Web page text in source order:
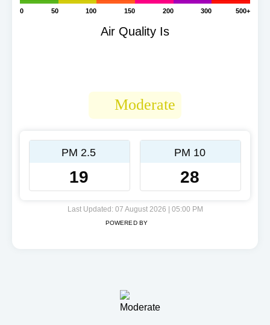
0 50 100 150 200 300 500+
Air Quality Is
Moderate
PM 2.5
19
PM 10
28
Last Updated: 07 August 2026 | 05:00 PM
POWERED BY